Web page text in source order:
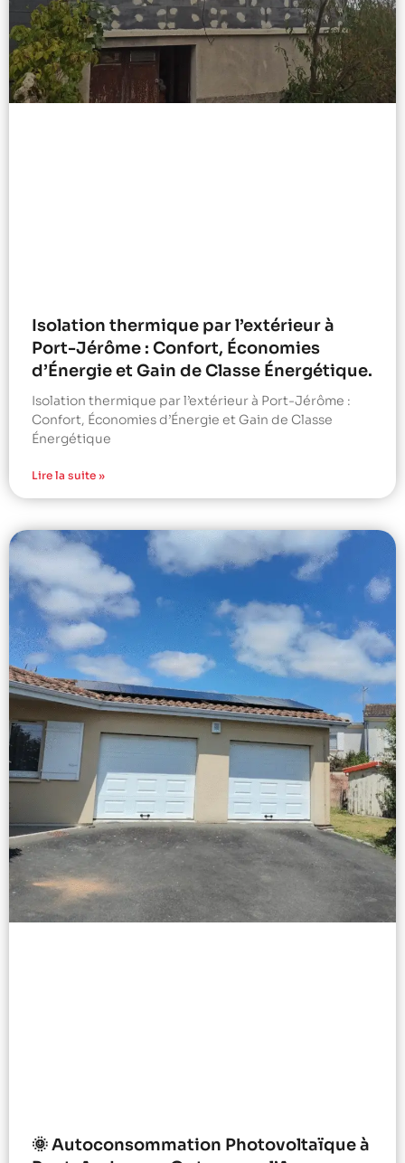
Isolation thermique par l’extérieur à
Port-Jérôme : Confort, Économies
d’Énergie et Gain de Classe Énergétique.
Isolation thermique par l’extérieur à Port-Jérôme :
Confort, Économies d’Énergie et Gain de Classe
Énergétique
Lire la suite »
🌞 Autoconsommation Photovoltaïque à